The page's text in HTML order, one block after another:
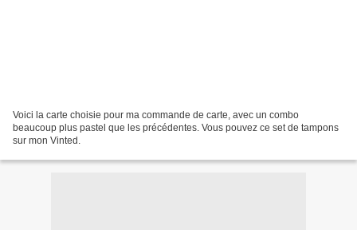
Voici la carte choisie pour ma commande de carte, avec un combo
beaucoup plus pastel que les précédentes. Vous pouvez ce set de tampons
sur mon Vinted.